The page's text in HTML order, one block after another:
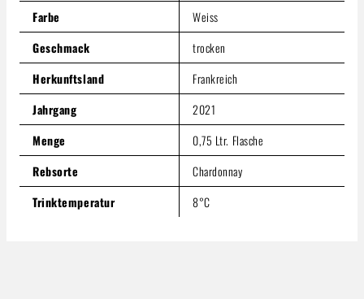
Farbe
Weiss
Geschmack
trocken
Herkunftsland
Frankreich
Jahrgang
2021
Menge
0,75 Ltr. Flasche
Rebsorte
Chardonnay
Trinktemperatur
8°C